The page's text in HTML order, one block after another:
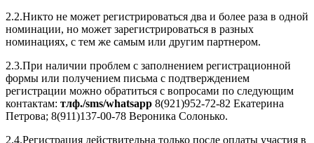
2.2.Никто не может регистрироваться два и более раза в одной
номинации, но может зарегистрироваться в разных
номинациях, с тем же самым или другим партнером.
2.3.При наличии проблем с заполнением регистрационной
формы или получением письма с подтверждением
регистрации можно обратиться с вопросами по следующим
контактам: тлф./sms/whatsapp 8(921)952-72-82 Екатерина
Петрова; 8(911)137-00-78 Вероника Солонько.
2.4.Регистрация действительна только после оплаты участия в